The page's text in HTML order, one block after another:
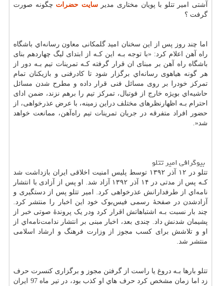
آشتی امیر تتلو با پویان مختاری مدیرسایت حضرات چگونه صورت
گرفت ؟
اما چند روز پس از این سخنان امید گلمکانی معاون رسانه‌اي باشگاه
راه آهن اعلام کرد: «با توجه بـه این کـه از ابتدای لیگ چهاردهم بنای
باشگاه راه آهن بر مبنای ان قرار گرفته کـه تمرینات تیم بـه دور از
هر گونه هیاهوی رسانه‌اي برگزار شود تا کادرفنی و بازیکنان تمام
تمرکز خودرا بر روی مسائل فنی قرار داده و مطرح شدن مسائل
حاشیه‌اي بویژه خارج از فوتبال، تمرکز تیم را برهم نزند، ضمن ادای
احترام بـه اظهارنظرهای مختلف دراین زمینه، با عرض عذرخواهی، از
حضور افراد متفرقه در جریان تمرینات تیم راه‌آهن، ممانعت خواهد
شد.»
بیوگرافی امیر تتلو
تتلو در ۱۲ آذر ۱۳۹۲ توسط پلیس امنیت اخلاقی ایران بازداشت شد
کـه پس از مدتی در ۱۴ آذر ۱۳۹۲ آزاد شد. او پس از آزادی با انتشار
نامه‌اي از طرفدارانش عذرخواهی کرد. امیر تتلو پس از دستگیری و
آزادشدن در صفحهٔ رسمی فیس‌بوک خود این اخبار را منتشر کرد.
چند بار نسبت بـه اشتباهاتش اقرار کرد ودر یک پروندهٔ صوتی خبر از
پشیمان شدنش داد. چندی بعد، اخبار مبنی بر انتشار ندامت‌نامه‌اي از
او و تلاشش برای کسب مجوز از وزارت فرهنگ و ارشاد اسلامی
منتشر شد.
تتلو بارها بـه دروغ یا راست از گرفتن مجوز و برگزاری کنسرت حرف
زد اما زمان مشخص کرد حرف هاي‌ او کذب بود، در تیر ماه 97 ایران